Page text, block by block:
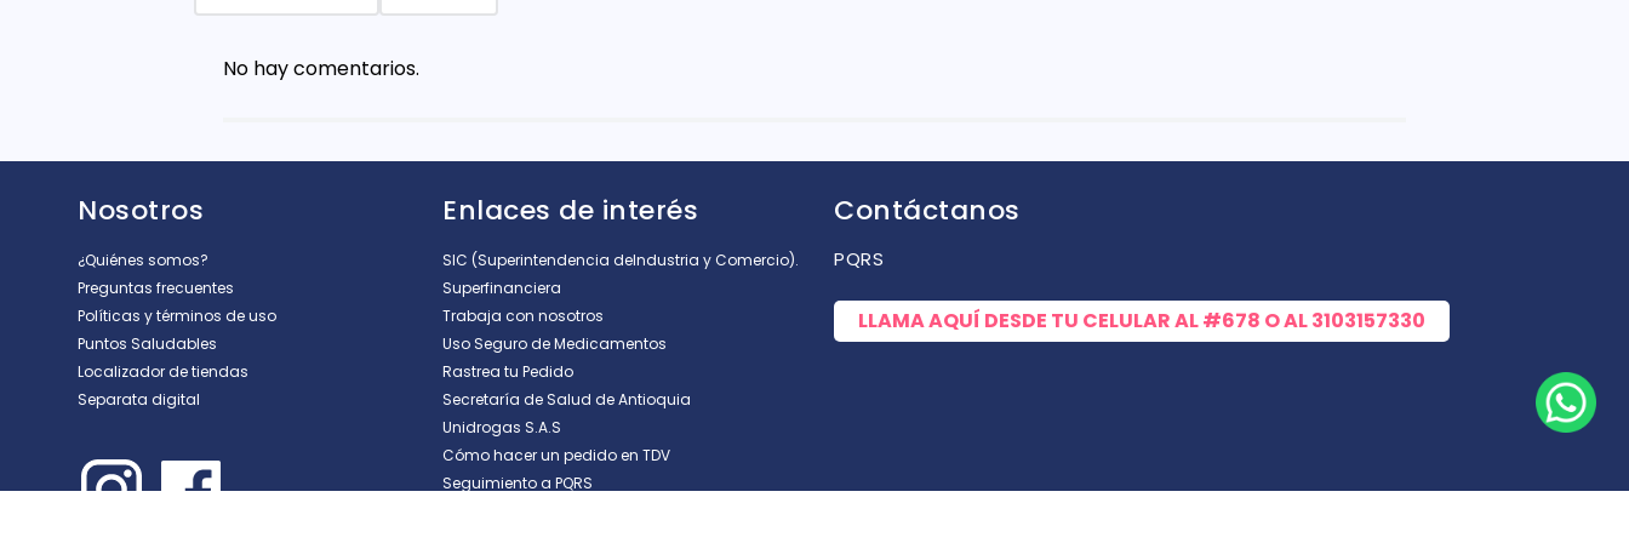
Título
Escribe un comentario
No hay comentarios.
Nosotros
¿Quiénes somos?
Preguntas frecuentes
Políticas y términos de uso
Puntos Saludables
Localizador de tiendas
Separata digital
Enlaces de interés
SIC (Superintendencia deIndustria y Comercio).
Superfinanciera
Trabaja con nosotros
Uso Seguro de Medicamentos
Rastrea tu Pedido
Secretaría de Salud de Antioquia
Unidrogas S.A.S
Cómo hacer un pedido en TDV
Seguimiento a PQRS
Contáctanos
PQRS
LLAMA AQUÍ DESDE TU CELULAR AL#678 O AL3103157330